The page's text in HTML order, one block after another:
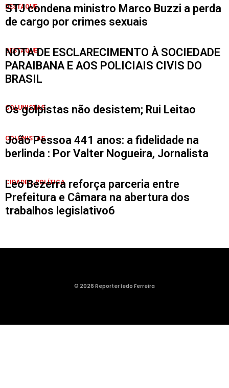
DESTAQUE
STJ condena ministro Marco Buzzi a perda
de cargo por crimes sexuais
DESTAQUE
NOTA DE ESCLARECIMENTO À SOCIEDADE
PARAIBANA E AOS POLICIAIS CIVIS DO
BRASIL
COLUNISTAS
Os golpistas não desistem; Rui Leitao
COLUNISTAS
João Pessoa 441 anos: a fidelidade na
berlinda : Por Valter Nogueira, Jornalista
CIDADES,POLÍTICA
Leo Bezerra reforça parceria entre
Prefeitura e Câmara na abertura dos
trabalhos legislativo6
© 2026 Reporter Iedo Ferreira